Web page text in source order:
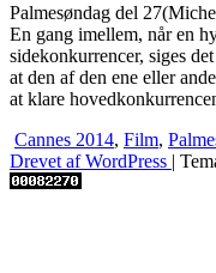
Palmesøndag del
En gang imellem, når en
sidekonkurrencer, siges
at den af den ene eller
at klare
Cannes 2014, Film,
Drevet af WordPress |